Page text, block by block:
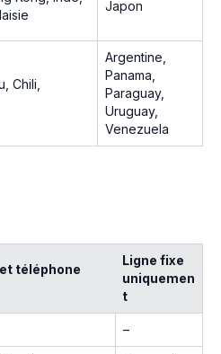
Japon
Chili,
Argentine,
Panama,
Paraguay,
Uruguay,
Venezuela
téléphone
Ligne fixe
uniquemen
t
–